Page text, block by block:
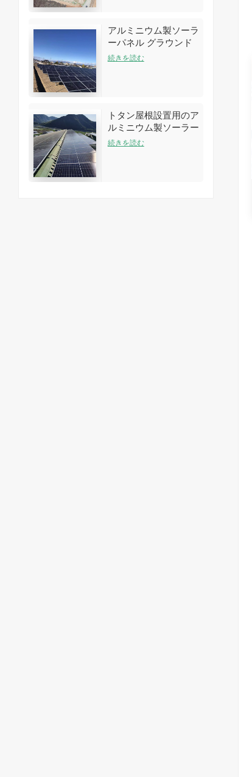
アルミニウム製ソーラ
ーパネル グラウンド
アレイラックシステム
続きを読む
トタン屋根設置用のア
ルミニウム製ソーラー
ルーフラック構造
続きを読む